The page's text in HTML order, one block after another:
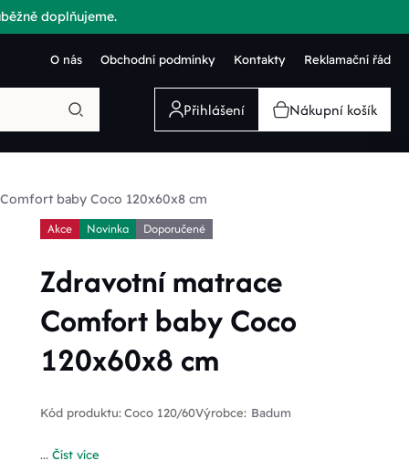
doplňujeme.
O nás Obchodní podmínky Kontakty Reklamační řád
Přihlášení Nákupní košík
baby Coco 120x60x8 cm
Akce Novinka Doporučené
Zdravotní matrace
Comfort baby Coco
120x60x8 cm
Kód produktu:Coco 120/60Výrobce: Badum
... Číst více